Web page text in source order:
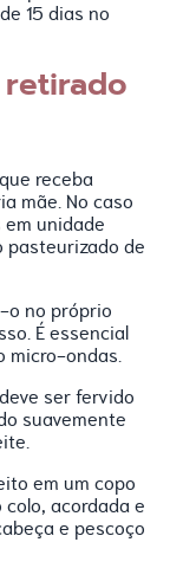
15 dias no
receba
mãe. No caso
unidade
pasteurizado de
o no próprio
É essencial
micro-ondas.
ser fervido
suavemente
em um copo
acordada e
e pescoço